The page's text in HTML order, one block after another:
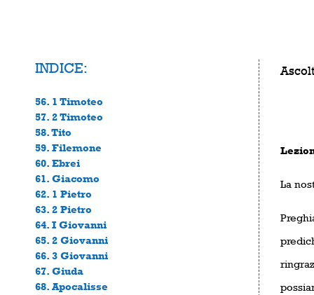
INDICE:
56. 1 Timoteo
57. 2 Timoteo
58. Tito
59. Filemone
60. Ebrei
61. Giacomo
62. 1 Pietro
63. 2 Pietro
64. I Giovanni
65. 2 Giovanni
66. 3 Giovanni
67. Giuda
68. Apocalisse
La